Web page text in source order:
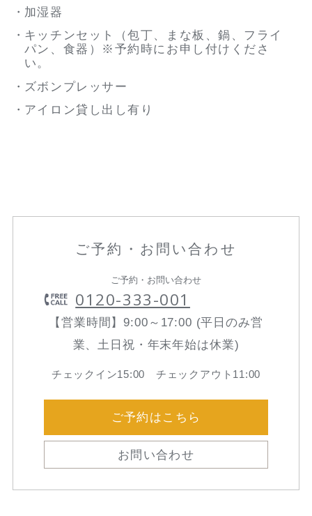
加湿器
キッチンセット（包丁、まな板、鍋、フライ
パン、食器）※予約時にお申し付けくださ
い。
ズボンプレッサー
アイロン貸し出し有り
ご予約・お問い合わせ
ご予約・お問い合わせ
0120-333-001
【営業時間】9:00～17:00 (平日のみ営
業、土日祝・年末年始は休業)
チェックイン15:00 チェックアウト11:00
ご予約はこちら
お問い合わせ